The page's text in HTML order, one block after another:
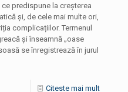
predispune la creșterea
și, de cele mai multe ori,
complicațiilor. Termenul
și înseamnă „oase
se înregistrează în jurul
Citeste mai mult